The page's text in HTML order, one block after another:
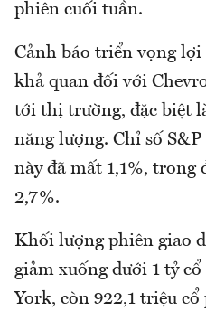
phiên cuối tuần.
Cảnh báo triển vọng
khả quan đối với
tới thị trường, đặc biệt
năng lượng. Chỉ số
này đã mất 1,1%, trong
2,7%.
Khối lượng phiên giao
giảm xuống dưới 1 tỷ
York, còn 922,1 triệu